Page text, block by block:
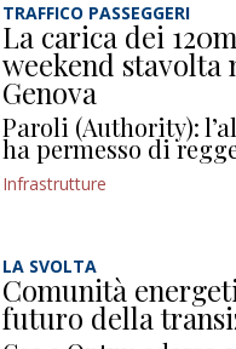
TRAFFICO PASSEGGERI
La carica dei
weekend
Genova
Paroli (Authority):
ha permesso di
Infrastrutture
LA SVOLTA
Comunità
futuro della